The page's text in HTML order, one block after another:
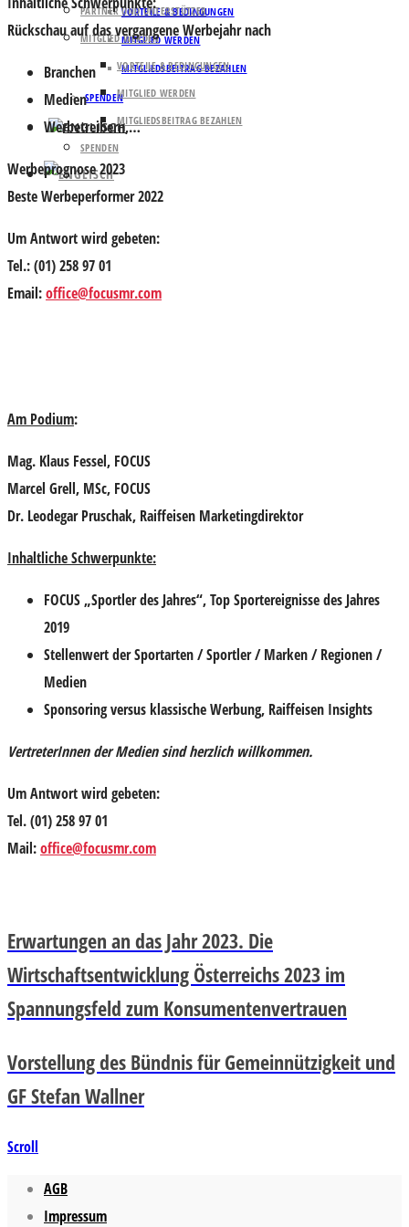
VORTEILE & BEDINGUNGEN
MITGLIED WERDEN
MITGLIEDSBEITRAG BEZAHLEN
SPENDEN
PARTNER UND UNTERSTÜTZER
MITGLIED WERDEN
VORTEILE & BEDINGUNGEN
MITGLIED WERDEN
MITGLIEDSBEITRAG BEZAHLEN
SPENDEN
Rückschau auf das vergangene Werbejahr nach
Branchen
Medien
Werbetreibern,…
Werbeprognose 2023
Beste Werbeperformer 2022
Um Antwort wird gebeten:
Tel.: (01) 258 97 01
Email:office@focusmr.com
Am Podium:
Mag. Klaus Fessel, FOCUS
Marcel Grell, MSc, FOCUS
Dr. Leodegar Pruschak, Raiffeisen Marketingdirektor
Inhaltliche Schwerpunkte:
FOCUS „Sportler des Jahres“, Top Sportereignisse des Jahres
2019
Stellenwert der Sportarten / Sportler / Marken / Regionen /
Medien
Sponsoring versus klassische Werbung, Raiffeisen Insights
VertreterInnen der Medien sind herzlich willkommen.
Um Antwort wird gebeten:
Tel. (01) 258 97 01
Mail:office@focusmr.com
Erwartungen an das Jahr 2023. Die
Wirtschaftsentwicklung Österreichs 2023 im
Spannungsfeld zum Konsumentenvertrauen
Vorstellung des Bündnis für Gemeinnützigkeit und
GF Stefan Wallner
Scroll
AGB
Impressum